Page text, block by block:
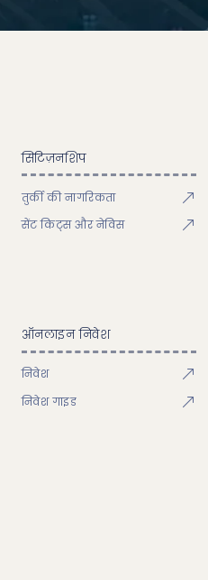
सिटिज़नशिप
तुर्की की नागरिकता
सेंट किट्स और नेविस
ऑनलाइन निवेश
निवेश
निवेश गाइड